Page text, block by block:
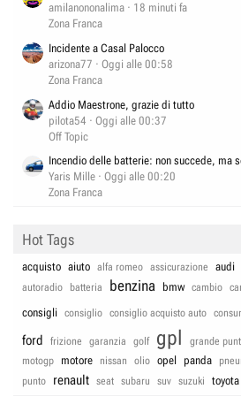
amilanononalima
18 minuti fa
Zona Franca
Incidente a Casal Palocco
arizona77
Oggi alle 00:58
Zona Franca
Addio Maestrone, grazie di tutto
pilota54
Oggi alle 00:37
Off Topic
Incendio delle batterie: non succede, ma
Yaris Mille
Oggi alle 00:20
Zona Franca
Hot Tags
acquisto aiuto alfa romeo assicurazione audi
autoradio
batteria benzina bmw cambio
consigli consiglio consiglio acquisto auto
ford frizione garanzia golf gpl grande
motogp
motore nissan olio opel panda
punto
renault seat subaru suv suzuki toyota